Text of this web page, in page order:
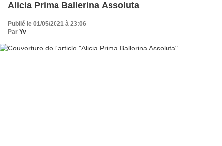
Alicia Prima Ballerina Assoluta
Publié le 01/05/2021 à 23:06
Par Yv